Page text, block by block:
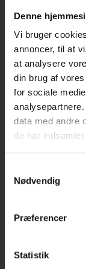
Denne
Vi bruger
annoncer, til at
at analysere
din brug af
for sociale
data med andre
de har
Nødvendig
Præferencer
Statistik
I